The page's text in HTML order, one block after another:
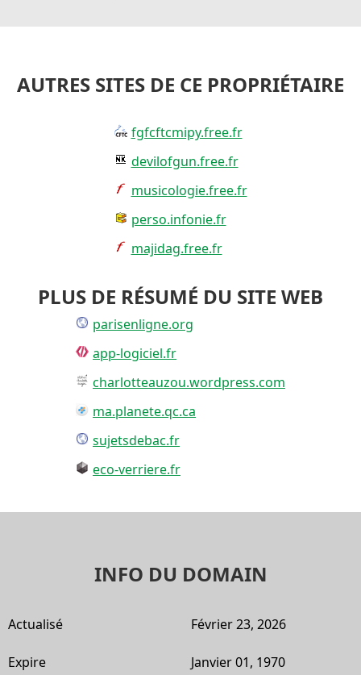
AUTRES SITES DE CE PROPRIÉTAIRE
fgfcftcmipy.free.fr
devilofgun.free.fr
musicologie.free.fr
perso.infonie.fr
majidag.free.fr
PLUS DE RÉSUMÉ DU SITE WEB
parisenligne.org
app-logiciel.fr
charlotteauzou.wordpress.com
ma.planete.qc.ca
sujetsdebac.fr
eco-verriere.fr
INFO DU DOMAIN
Actualisé Février 23, 2026
Expire Janvier 01, 1970